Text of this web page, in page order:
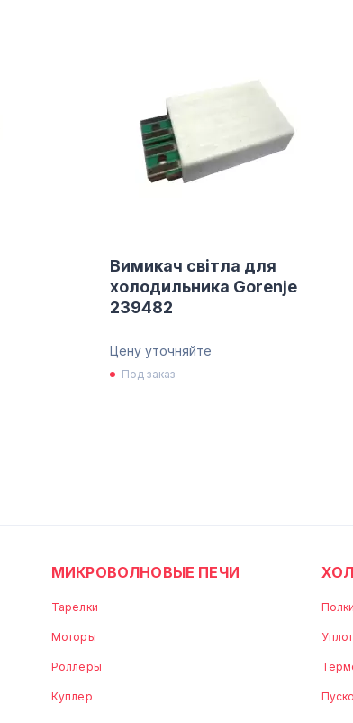
Вимикач світла для
холодильника Gorenje
239482
Цену уточняйте
Под заказ
МИКРОВОЛНОВЫЕ ПЕЧИ
Тарелки
Моторы
Роллеры
Куплер
Полки